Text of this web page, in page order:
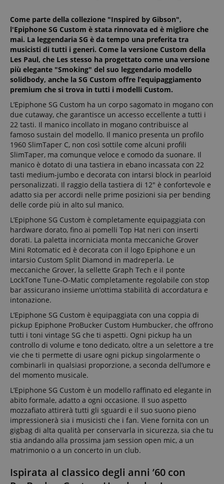
Come parte della collezione "Inspired by Gibson",
l'Epiphone SG Custom è stata rinnovata ed è migliore che
mai. La leggendaria SG è da tempo una preferita tra
musicisti di tutti i generi. Come la versione Custom della
Les Paul, che Les stesso ha progettato come una versione
più elegante "Smoking" del suo leggendario modello
solidbody, anche la SG Custom offre l’equipaggiamento
premium che si trova in tutti i modelli Custom.
L’Epiphone SG Custom ha un corpo sagomato in mogano con
due cutaway, che garantisce un accesso eccellente a tutti i
22 tasti. Il manico incollato in mogano contribuisce al
famoso sustain del modello. Il manico presenta un profilo
1960 SlimTaper C, non così sottile come alcuni profili
SlimTaper, ma comunque veloce e comodo da suonare. Il
manico è dotato di una tastiera in ebano incassata con 22
tasti medium-jumbo e decorata con intarsi block in pearloid
personalizzati. Il raggio della tastiera di 12" è confortevole e
adatto sia per accordi nelle prime posizioni sia per bending
delle corde più in alto sul manico.
L’Epiphone SG Custom è completamente equipaggiata con
hardware dorato, fino ai pomelli Top Hat neri con inserti
dorati. La paletta incorniciata monta meccaniche Grover
Mini Rotomatic ed è decorata con il logo Epiphone e un
intarsio Custom Split Diamond in madreperla. Le
meccaniche Grover, la sellette Graph Tech e il ponte
LockTone Tune-O-Matic completamente regolabile con stop
bar assicurano insieme un’ottima stabilità di accordatura e
intonazione.
L’Epiphone SG Custom è equipaggiata con una coppia di
pickup Epiphone ProBucker Custom Humbucker, che offrono
tutti i toni vintage SG che ti aspetti. Ogni pickup ha un
controllo di volume e tono dedicato, oltre a un selettore a tre
vie che ti permette di usare ogni pickup singolarmente o
combinarli in qualsiasi proporzione, a seconda dell’umore e
del momento musicale.
L’Epiphone SG Custom è un modello raffinato ed elegante in
abito formale, adatto a ogni occasione. Il suo aspetto
mozzafiato attirerà tutti gli sguardi e il suo suono pieno
impressionerà sia i musicisti che i fan. Viene fornita con un
gigbag di alta qualità per conservarla in sicurezza, sia che tu
stia andando alla prossima jam session open mic, a un
matrimonio o a un concerto in un club.
Ispirata al classico degli anni ’60 con